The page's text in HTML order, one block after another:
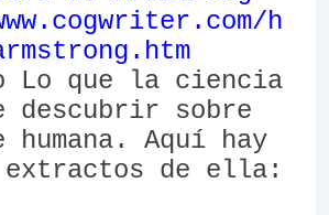
h
Lo que la ciencia
descubrir sobre
. Aquí hay
extractos de ella: